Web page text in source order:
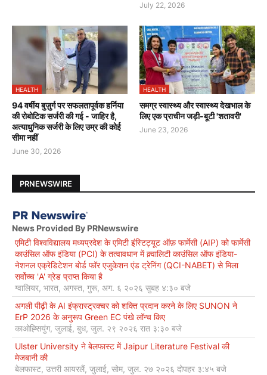
July 22, 2026
HEALTH
94 वर्षीय बुज़ुर्ग पर सफलतापूर्वक हर्निया
की रोबोटिक सर्जरी की गई - जाहिर है,
अत्याधुनिक सर्जरी के लिए उम्र की कोई
सीमा नहीं
June 30, 2026
HEALTH
समग्र स्वास्थ्य और स्वास्थ्य देखभाल के
लिए एक प्राचीन जड़ी-बूटी 'शतावरी'
June 23, 2026
PRNEWSWIRE
News Provided By PRNewswire
एमिटी विश्वविद्यालय मध्यप्रदेश के एमिटी इंस्टिट्यूट ऑफ़ फार्मेसी (AIP) को फार्मेसी
काउंसिल ऑफ इंडिया (PCI) के तत्वावधान में क़्वालिटी काउंसिल ऑफ इंडिया-
नेशनल एक्रेडिटेशन बोर्ड फॉर एजुकेशन एंड ट्रेनिंग (QCI-NABET) से मिला
सर्वोच्च 'A' ग्रेड प्राप्त किया है
ग्वालियर, भारत, अगस्त, गुरू, अग. ६ २०२६ सुबह ४:३० बजे
अगली पीढ़ी के AI इंफ्रास्ट्रक्चर को शक्ति प्रदान करने के लिए SUNON ने
ErP 2026 के अनुरूप Green EC पंखे लॉन्च किए
काओह्सियुंग, जुलाई, बुध, जुल. २९ २०२६ रात ३:३० बजे
Ulster University ने बेलफास्ट में Jaipur Literature Festival की
मेजबानी की
बेलफास्ट, उत्तरी आयरलैं, जुलाई, सोम, जुल. २७ २०२६ दोपहर ३:४५ बजे